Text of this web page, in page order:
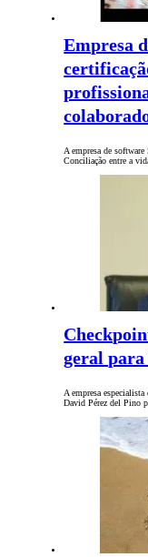
Empresa
A empresa de
Conciliação entre a
geral para
A empresa
David Pérez del Pino